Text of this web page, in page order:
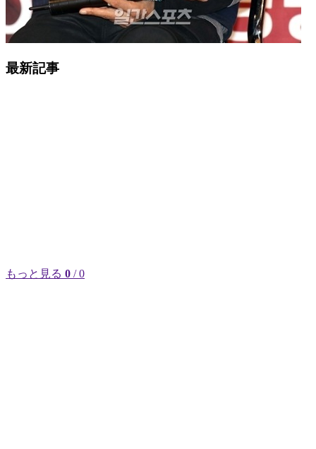
最新記事
もっと見る 0 / 0